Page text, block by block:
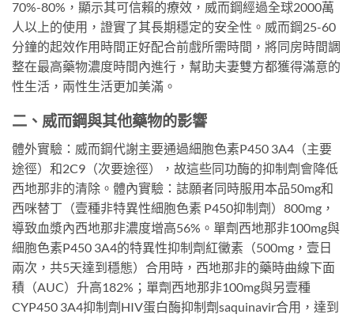
70%-80%，顯示其可信賴的療效，威而鋼經過全球2000萬
人以上的使用，證實了其長期穩定的安全性。威而鋼25-60
分鐘的起效作用時間正好配合前戲所需時間，將同房時間調
整在最高藥物濃度時間內進行，幫助夫妻雙方都獲得滿意的
性生活，兩性生活更加美滿。
二、威而鋼與其他藥物的影響
體外實驗：威而鋼代謝主要通過細胞色素P450 3A4（主要
途徑）和2C9（次要途徑），故這些同功酶的抑制劑會降低
西地那非的清除。體內實驗：誌願者同時服用本品50mg和
西咪替丁（壹種非特異性細胞色素 P450抑制劑）800mg，
導致血漿內西地那非濃度增高56%。單劑西地那非100mg與
細胞色素P450 3A4的特異性抑制劑紅黴素（500mg，壹日
兩次，共5天達到穩態）合用時，西地那非的藥時曲線下面
積（AUC）升高182%；單劑西地那非100mg與另壹種
CYP450 3A4抑制劑HIV蛋白酶抑制劑saquinavir合用，達到